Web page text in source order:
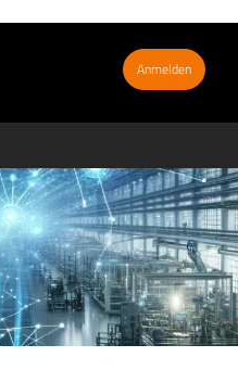
Anmelden